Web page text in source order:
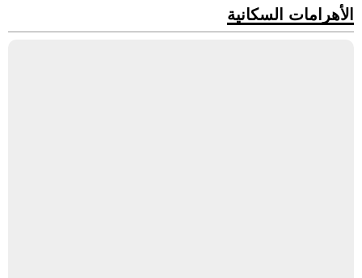
الأهرامات السكانية